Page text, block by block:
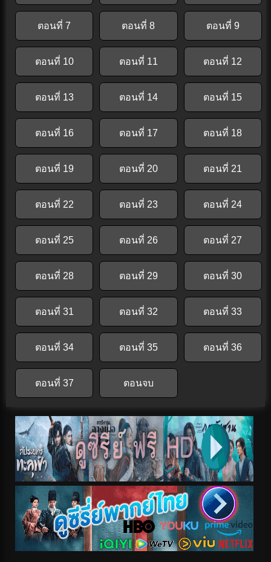
ตอนที่ 7 ตอนที่ 8 ตอนที่ 9
ตอนที่ 10 ตอนที่ 11 ตอนที่ 12
ตอนที่ 13 ตอนที่ 14 ตอนที่ 15
ตอนที่ 16 ตอนที่ 17 ตอนที่ 18
ตอนที่ 19 ตอนที่ 20 ตอนที่ 21
ตอนที่ 22 ตอนที่ 23 ตอนที่ 24
ตอนที่ 25 ตอนที่ 26 ตอนที่ 27
ตอนที่ 28 ตอนที่ 29 ตอนที่ 30
ตอนที่ 31 ตอนที่ 32 ตอนที่ 33
ตอนที่ 34 ตอนที่ 35 ตอนที่ 36
ตอนที่ 37 ตอนจบ